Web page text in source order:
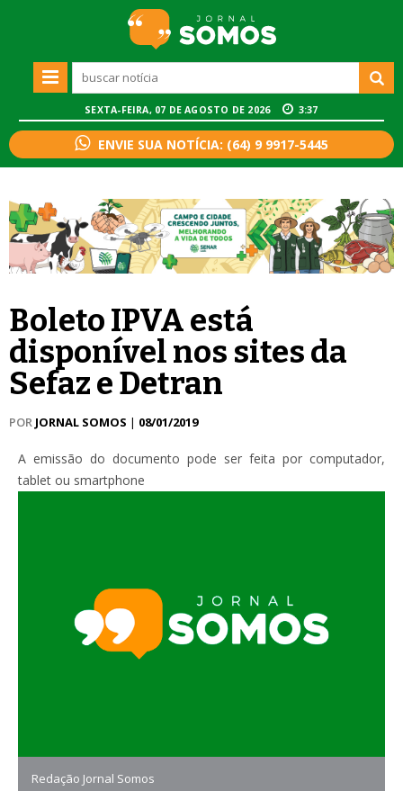
SEXTA-FEIRA, 07 DE AGOSTO DE 2026 3:37
ENVIE SUA NOTÍCIA: (64) 9 9917-5445
Boleto IPVA está
disponível nos sites da
Sefaz e Detran
POR JORNAL SOMOS | 08/01/2019
A emissão do documento pode ser feita por computador,
tablet ou smartphone
Redação Jornal Somos